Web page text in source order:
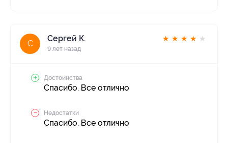
С
Сергей К.
9 лет назад
★ ★ ★ ★ ★
Достоинства
Спасибо. Все отлично
Недостатки
Спасибо. Все отлично